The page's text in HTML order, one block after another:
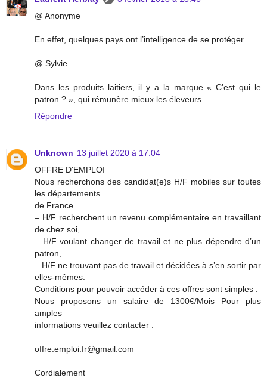
@ Anonyme
En effet, quelques pays ont l’intelligence de se protéger
@ Sylvie
Dans les produits laitiers, il y a la marque « C’est qui le
patron ? », qui rémunère mieux les éleveurs
Répondre
Unknown 13 juillet 2020 à 17:04
OFFRE D'EMPLOI
Nous recherchons des candidat(e)s H/F mobiles sur toutes
les départements
de France .
– H/F recherchent un revenu complémentaire en travaillant
de chez soi,
– H/F voulant changer de travail et ne plus dépendre d’un
patron,
– H/F ne trouvant pas de travail et décidées à s’en sortir par
elles-mêmes.
Conditions pour pouvoir accéder à ces offres sont simples :
Nous proposons un salaire de 1300€/Mois Pour plus
amples
informations veuillez contacter :
offre.emploi.fr@gmail.com
Cordialement